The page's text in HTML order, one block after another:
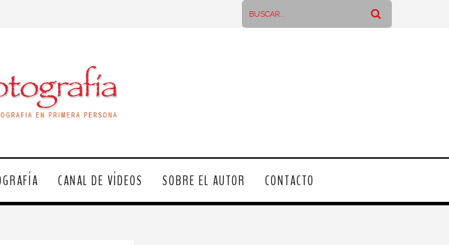
CANAL DE VÍDEOS SOBRE EL AUTOR CONTACTO